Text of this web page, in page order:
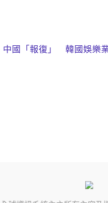
中國「報復」 韓國娛樂